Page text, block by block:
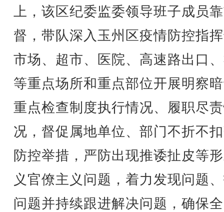
上，该区纪委监委领导班子成员
督，带队深入玉州区疫情防控指
市场、超市、医院、高速路出口
等重点场所和重点部位开展明察
重点检查制度执行情况、履职尽
况，督促属地单位、部门不折不
防控举措，严防出现推诿扯皮等
义官僚主义问题，着力发现问题
问题并持续跟进解决问题，确保